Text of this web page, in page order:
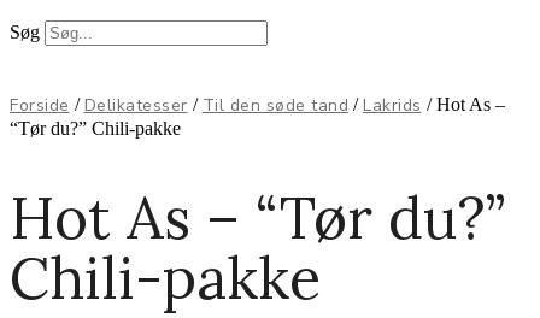
Søg
Forside / Delikatesser / Til den søde tand / Lakrids / Hot As –
“Tør du?” Chili-pakke
Hot As – “Tør du?”
Chili-pakke